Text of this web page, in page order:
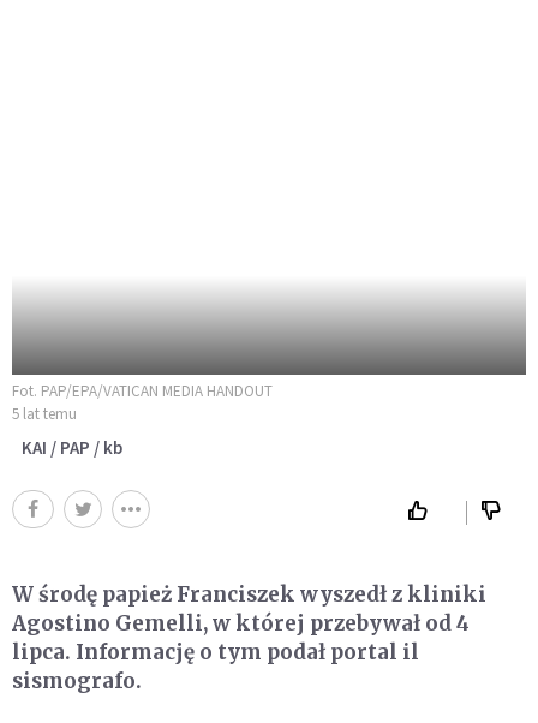
Fot. PAP/EPA/VATICAN MEDIA HANDOUT
5 lat temu
KAI / PAP / kb
W środę papież Franciszek wyszedł z kliniki
Agostino Gemelli, w której przebywał od 4
lipca. Informację o tym podał portal il
sismografo.